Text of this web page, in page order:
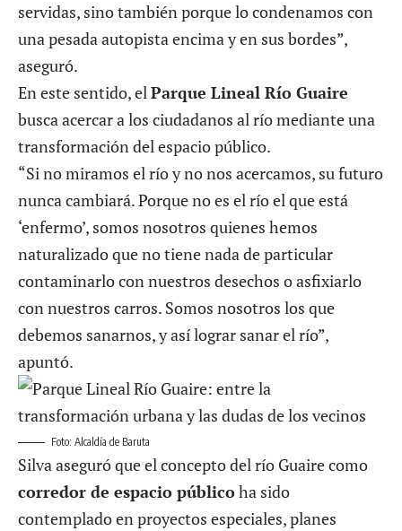
servidas, sino también porque lo condenamos con
una pesada autopista encima y en sus bordes”,
aseguró.
En este sentido, elParque Lineal Río Guaire
busca acercar a los ciudadanos al río mediante una
transformación del espacio público.
“Si no miramos el río y no nos acercamos, su futuro
nunca cambiará. Porque no es el río el que está
‘enfermo’, somos nosotros quienes hemos
naturalizado que no tiene nada de particular
contaminarlo con nuestros desechos o asfixiarlo
con nuestros carros. Somos nosotros los que
debemos sanarnos, y así lograr sanar el río”,
apuntó.
Foto: Alcaldía de Baruta
Silva aseguró que el concepto del río Guaire como
corredor de espacio públicoha sido
contemplado en proyectos especiales, planes